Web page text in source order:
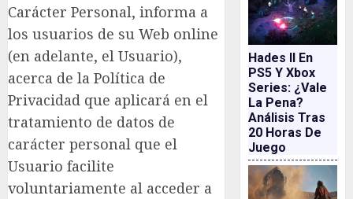
Carácter Personal, informa a
los usuarios de su Web online
(en adelante, el Usuario),
acerca de la Política de
Privacidad que aplicará en el
tratamiento de datos de
carácter personal que el
Usuario facilite
voluntariamente al acceder a
Hades II En
PS5 Y Xbox
Series: ¿vale
La Pena?
Análisis Tras
20 Horas De
Juego